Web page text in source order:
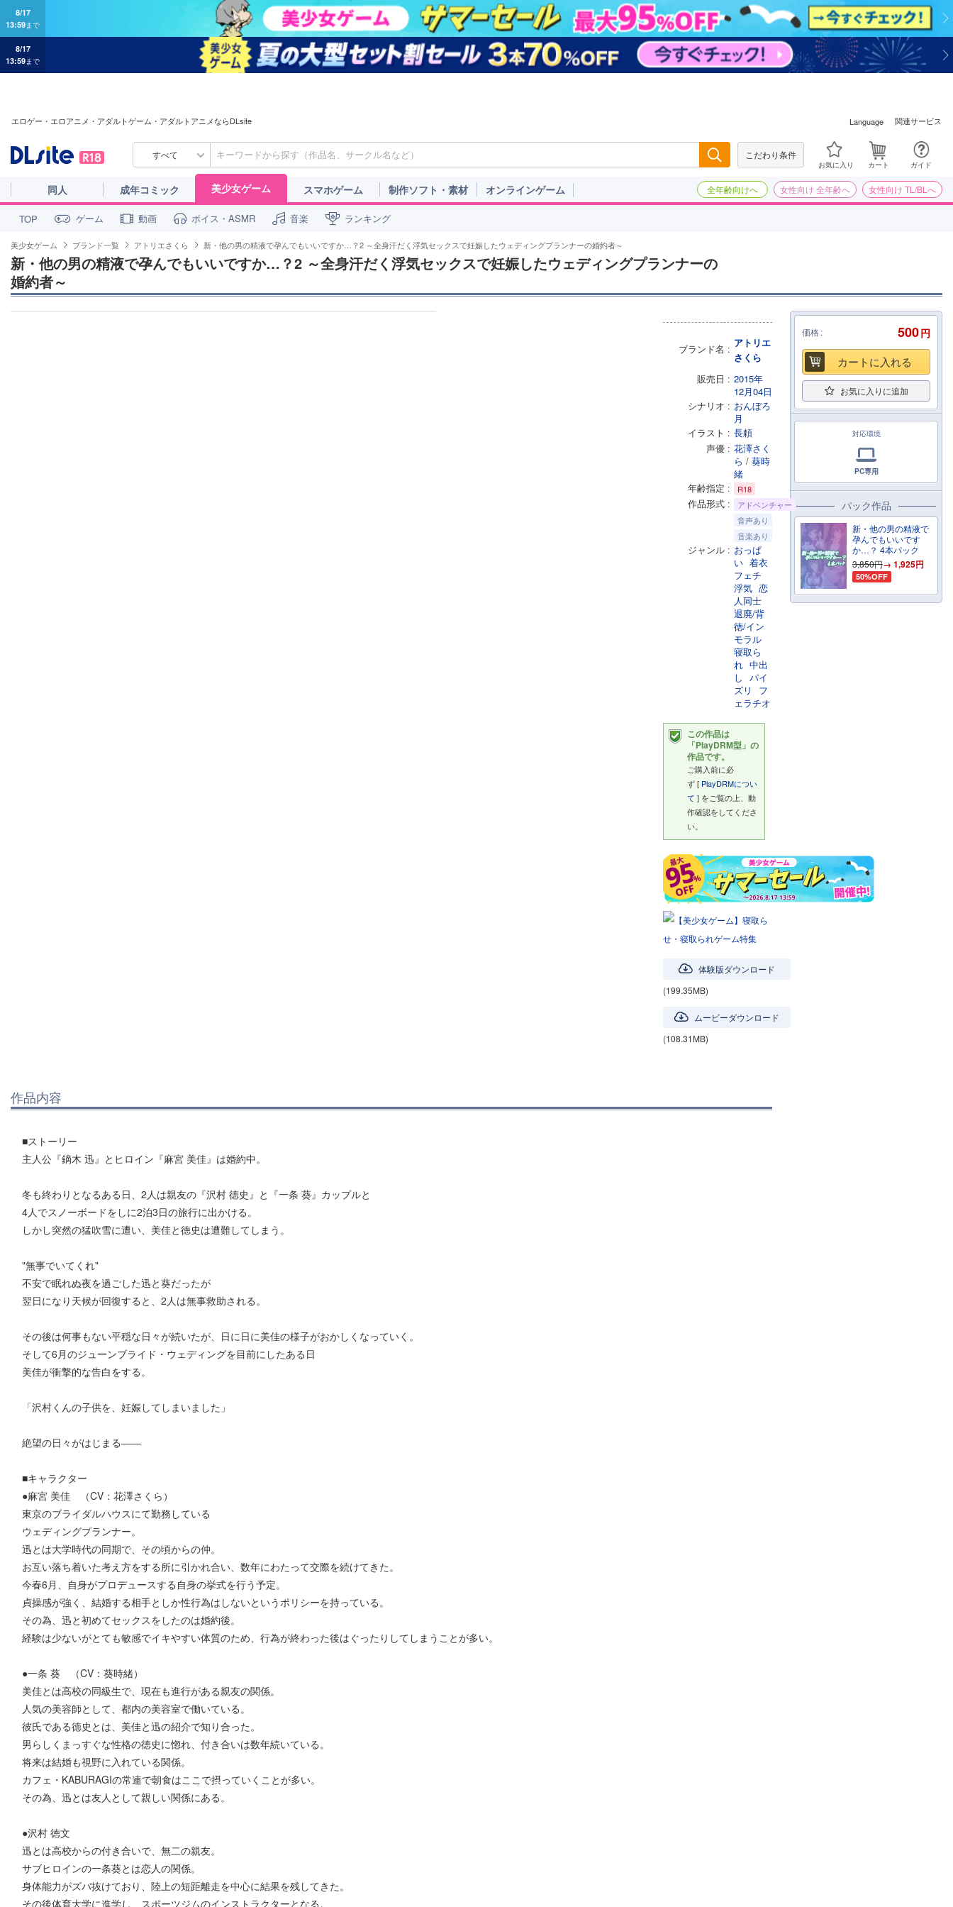
8/17
13:59まで
8/17
13:59まで
エロゲー・エロアニメ・アダルトゲーム・アダルトアニメならDLsite Language 関連サービス
すべて こだわり条件
お気に入り カート ガイド
同人 成年コミック 美少女ゲーム スマホゲーム 制作ソフト・素材 オンラインゲーム 全年齢向けへ 女性向け 全年齢へ 女性向け TL/BLへ
TOP ゲーム 動画 ボイス・ASMR 音楽 ランキング
美少女ゲーム ブランド一覧 アトリエさくら 新・他の男の精液で孕んでもいいですか…？2 ～全身汗だく浮気セックスで妊娠したウェディングプランナーの婚約者～
新・他の男の精液で孕んでもいいですか…？2 ～全身汗だく浮気セックスで妊娠したウェディングプランナーの
婚約者～
ブランド名
アトリエ
さくら
販売日
2015年
12月04日
シナリオ
おんぼろ
月
イラスト
長頼
声優
花澤さく
ら / 葵時
緒
年齢指定
R18
作品形式
アドベンチャー
音声あり
音楽あり
ジャンル
おっぱ
い 着衣
フェチ
浮気 恋
人同士
退廃/背
徳/イン
モラル
寝取ら
れ 中出
し パイ
ズリ
フ
ェラチオ
この作品は
「PlayDRM型」の
作品です。
ご購入前に必
ず [ PlayDRMについ
て ] をご覧の上、動
作確認をしてくださ
い。
体験版ダウンロード
(199.35MB)
ムービーダウンロード
(108.31MB)
作品内容
■ストーリー
主人公『鏑木 迅』とヒロイン『麻宮 美佳』は婚約中。
冬も終わりとなるある日、2人は親友の『沢村 徳史』と『一条 葵』カップルと
4人でスノーボードをしに2泊3日の旅行に出かける。
しかし突然の猛吹雪に遭い、美佳と徳史は遭難してしまう。
"無事でいてくれ"
不安で眠れぬ夜を過ごした迅と葵だったが
翌日になり天候が回復すると、2人は無事救助される。
その後は何事もない平穏な日々が続いたが、日に日に美佳の様子がおかしくなっていく。
そして6月のジューンブライド・ウェディングを目前にしたある日
美佳が衝撃的な告白をする。
「沢村くんの子供を、妊娠してしまいました」
絶望の日々がはじまる――
■キャラクター
●麻宮 美佳 （CV：花澤さくら）
東京のブライダルハウスにて勤務している
ウェディングプランナー。
迅とは大学時代の同期で、その頃からの仲。
お互い落ち着いた考え方をする所に引かれ合い、数年にわたって交際を続けてきた。
今春6月、自身がプロデュースする自身の挙式を行う予定。
貞操感が強く、結婚する相手としか性行為はしないというポリシーを持っている。
その為、迅と初めてセックスをしたのは婚約後。
経験は少ないがとても敏感でイキやすい体質のため、行為が終わった後はぐったりしてしまうことが多い。
●一条 葵 （CV：葵時緒）
美佳とは高校の同級生で、現在も進行がある親友の関係。
人気の美容師として、都内の美容室で働いている。
彼氏である徳史とは、美佳と迅の紹介で知り合った。
男らしくまっすぐな性格の徳史に惚れ、付き合いは数年続いている。
将来は結婚も視野に入れている関係。
カフェ・KABURAGIの常連で朝食はここで摂っていくことが多い。
その為、迅とは友人として親しい関係にある。
●沢村 徳文
迅とは高校からの付き合いで、無二の親友。
サブヒロインの一条葵とは恋人の関係。
身体能力がズバ抜けており、陸上の短距離走を中心に結果を残してきた。
その後体育大学に進学し、スポーツジムのインストラクターとなる。
価格 500円
カートに入れる
お気に入りに追加
対応環境
PC専用
パック作品
新・他の男の精液で
孕んでもいいです
か…？ 4本パック
3,850円→ 1,925円
50%OFF